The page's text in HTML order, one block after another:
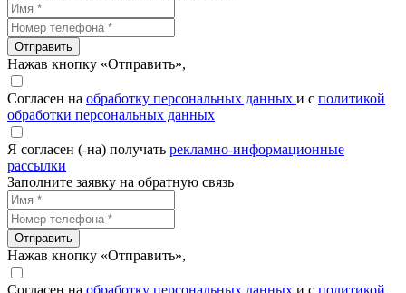
Отправить
Нажав кнопку «Отправить»,
Согласен на обработку персональных данных и с политикой
обработки персональных данных
Я согласен (-на) получать рекламно-информационные
рассылки
Заполните заявку на обратную связь
Отправить
Нажав кнопку «Отправить»,